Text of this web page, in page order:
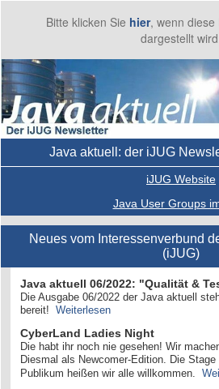
Bitte klicken Sie hier, wenn diese
dargestellt
Java aktuell: der iJUG
iJUG Website
Java User Groups
Neues vom Interessenverbund
(iJUG)
Java aktuell 06/2022: "Qualität &
Die Ausgabe 06/2022 der Java aktuell
bereit! Weiterlesen
CyberLand Ladies Night
Die habt ihr noch nie gesehen! Wir
Diesmal als Newcomer-Edition. Die
Publikum heißen wir alle willkommen.